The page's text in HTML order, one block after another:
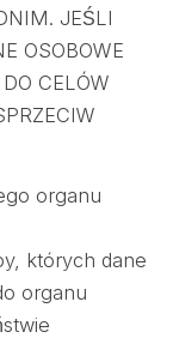
JEŚLI
OSOBOWE
CELÓW
organu
których dane
organu